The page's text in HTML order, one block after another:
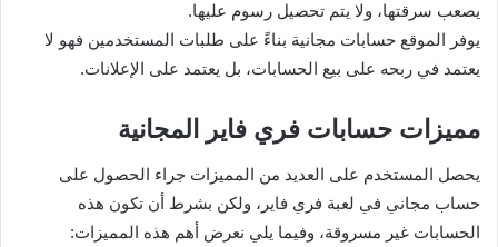
يصعب سرقتها، ولا يتم تحصيل رسوم عليها.
يوفر الموقع حسابات مجانية بناءً على طلبات المستخدمين فهو لا
يعتمد في ربحه على بيع الحسابات، بل يعتمد على الإعلانات.
مميزات حسابات فري فاير المجانية
يحصل المستخدم على العديد من المميزات جراء الحصول على
حساب مجاني في لعبة فري فاير، ولكن بشرط أن تكون هذه
الحسابات غير مسروقة، وفيما يلي نعرض أهم هذه المميزات: